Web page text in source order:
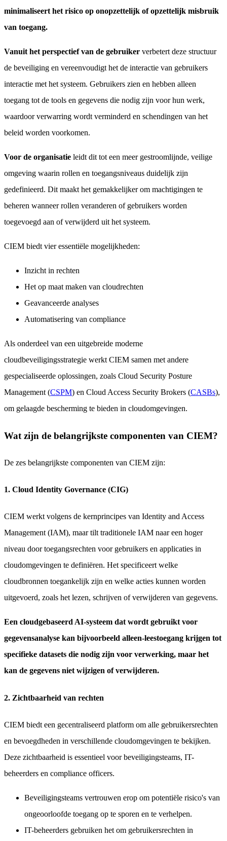
minimaliseert het risico op onopzettelijk of opzettelijk misbruik
van toegang.
Vanuit het perspectief van de gebruiker verbetert deze structuur
de beveiliging en vereenvoudigt het de interactie van gebruikers
interactie met het systeem. Gebruikers zien en hebben alleen
toegang tot de tools en gegevens die nodig zijn voor hun werk,
waardoor verwarring wordt verminderd en schendingen van het
beleid worden voorkomen.
Voor de organisatie leidt dit tot een meer gestroomlijnde, veilige
omgeving waarin rollen en toegangsniveaus duidelijk zijn
gedefinieerd. Dit maakt het gemakkelijker om machtigingen te
beheren wanneer rollen veranderen of gebruikers worden
toegevoegd aan of verwijderd uit het systeem.
CIEM biedt vier essentiële mogelijkheden:
Inzicht in rechten
Het op maat maken van cloudrechten
Geavanceerde analyses
Automatisering van compliance
Als onderdeel van een uitgebreide moderne
cloudbeveiligingsstrategie werkt CIEM samen met andere
gespecialiseerde oplossingen, zoals Cloud Security Posture
Management (CSPM) en Cloud Access Security Brokers (CASBs),
om gelaagde bescherming te bieden in cloudomgevingen.
Wat zijn de belangrijkste componenten van CIEM?
De zes belangrijkste componenten van CIEM zijn:
1. Cloud Identity Governance (CIG)
CIEM werkt volgens de kernprincipes van Identity and Access
Management (IAM), maar tilt traditionele IAM naar een hoger
niveau door toegangsrechten voor gebruikers en applicaties in
cloudomgevingen te definiëren. Het specificeert welke
cloudbronnen toegankelijk zijn en welke acties kunnen worden
uitgevoerd, zoals het lezen, schrijven of verwijderen van gegevens.
Een cloudgebaseerd AI-systeem dat wordt gebruikt voor
gegevensanalyse kan bijvoorbeeld alleen-leestoegang krijgen tot
specifieke datasets die nodig zijn voor verwerking, maar het
kan de gegevens niet wijzigen of verwijderen.
2. Zichtbaarheid van rechten
CIEM biedt een gecentraliseerd platform om alle gebruikersrechten
en bevoegdheden in verschillende cloudomgevingen te bekijken.
Deze zichtbaarheid is essentieel voor beveiligingsteams, IT-
beheerders en compliance officers.
Beveiligingsteams vertrouwen erop om potentiële risico's van
ongeoorloofde toegang op te sporen en te verhelpen.
IT-beheerders gebruiken het om gebruikersrechten in